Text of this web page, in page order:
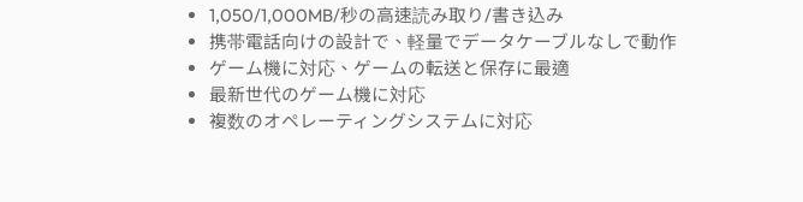
1,050/1,000MB/秒の高速読み取り/書き込み
携帯電話向けの設計で、軽量でデータケーブルなしで動作
ゲーム機に対応、ゲームの転送と保存に最適
最新世代のゲーム機に対応
複数のオペレーティングシステムに対応